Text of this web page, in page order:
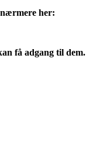
her:
få adgang til dem.